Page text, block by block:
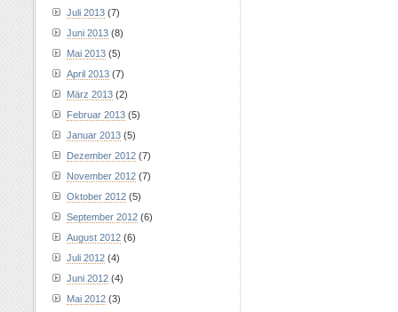
Juli 2013 (7)
Juni 2013 (8)
Mai 2013 (5)
April 2013 (7)
März 2013 (2)
Februar 2013 (5)
Januar 2013 (5)
Dezember 2012 (7)
November 2012 (7)
Oktober 2012 (5)
September 2012 (6)
August 2012 (6)
Juli 2012 (4)
Juni 2012 (4)
Mai 2012 (3)